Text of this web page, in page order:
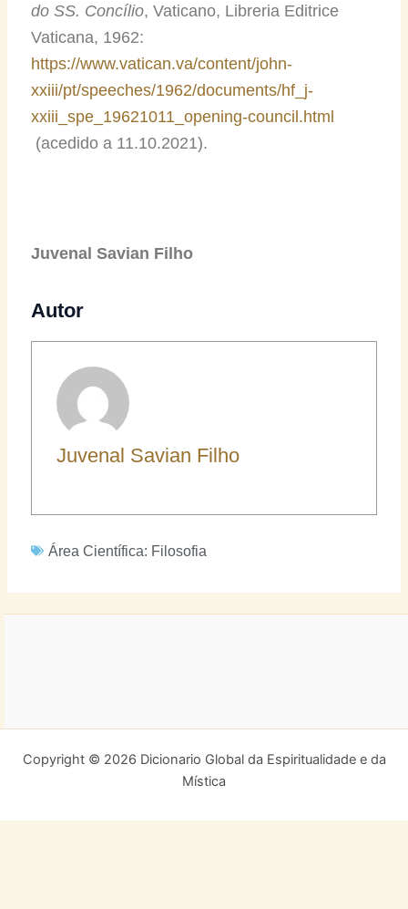
do SS. Concílio, Vaticano, Libreria Editrice
Vaticana, 1962:
https://www.vatican.va/content/john-
xxiii/pt/speeches/1962/documents/hf_j-
xxiii_spe_19621011_opening-council.html
(acedido a 11.10.2021).
Juvenal Savian Filho
Autor
Juvenal Savian Filho
Área Científica: Filosofia
Copyright © 2026 Dicionario Global da Espiritualidade e da
Mística